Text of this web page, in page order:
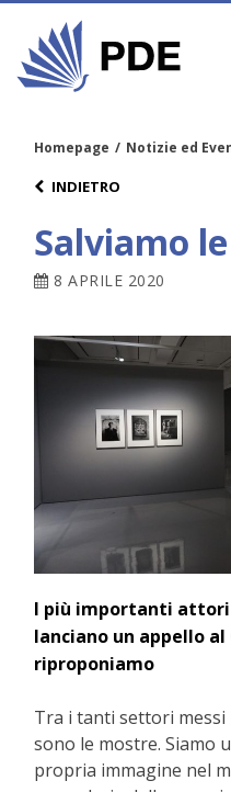
Homepage / Notizie ed
INDIETRO
Salviamo
8 APRILE 2020
I più importanti attori
lanciano un appello
riproponiamo
Tra i tanti settori messi
sono le mostre. Siamo
propria immagine nel